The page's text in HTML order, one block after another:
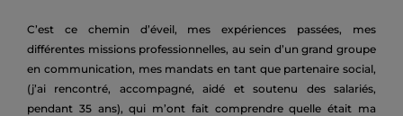
C’est ce chemin d’éveil, mes expériences passées, mes
différentes missions professionnelles, au sein d’un grand groupe
en communication, mes mandats en tant que partenaire social,
(j’ai rencontré, accompagné, aidé et soutenu des salariés,
pendant 35 ans), qui m’ont fait comprendre quelle était ma